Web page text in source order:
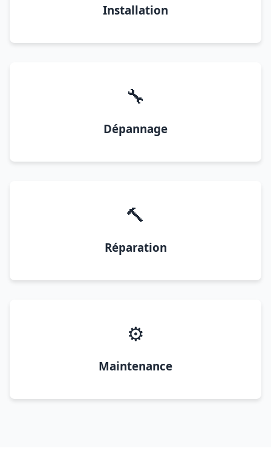
Installation
🔧
Dépannage
🔨
Réparation
⚙️
Maintenance